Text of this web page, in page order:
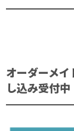
オーダーメイ
し込み受付中